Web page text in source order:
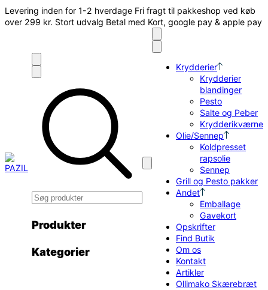
Levering inden for 1-2 hverdage Fri fragt til pakkeshop ved køb
over 299 kr. Stort udvalg Betal med Kort, google pay & apple pay
Produkter
Kategorier
Krydderier
Krydderier
blandinger
Pesto
Salte og Peber
Krydderikværne
Olie/Sennep
Koldpresset
rapsolie
Sennep
Grill og Pesto pakker
Andet
Emballage
Gavekort
Opskrifter
Find Butik
Om os
Kontakt
Artikler
Ollimako Skærebræt